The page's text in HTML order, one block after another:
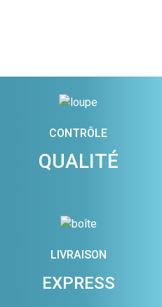
CONTRÔLE
QUALITÉ
LIVRAISON
EXPRESS